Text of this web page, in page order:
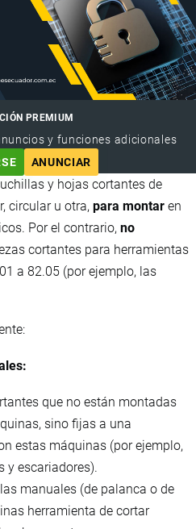
PREMIUM
y funciones adicionales
ANUNCIAR
y hojas cortantes de
circular u otra, para montar en
Por el contrario, no
cortantes para herramientas
a 82.05 (por ejemplo, las
que no están montadas
sino fijas a una
estas máquinas (por ejemplo,
y escariadores).
manuales (de palanca o de
herramienta de cortar